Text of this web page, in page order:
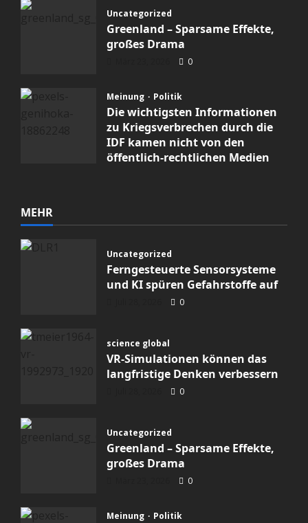
Uncategorized
Greenland – Sparsame Effekte,
großes Drama
0
Meinung Politik
Die wichtigsten Informationen
zu Kriegsverbrechen durch die
IDF kamen nicht von den
öffentlich-rechtlichen Medien
MEHR
Uncategorized
Ferngesteuerte Sensorsysteme
und KI spüren Gefahrstoffe auf
0
science global
VR-Simulationen können das
langfristige Denken verbessern
0
Uncategorized
Greenland – Sparsame Effekte,
großes Drama
0
Meinung Politik